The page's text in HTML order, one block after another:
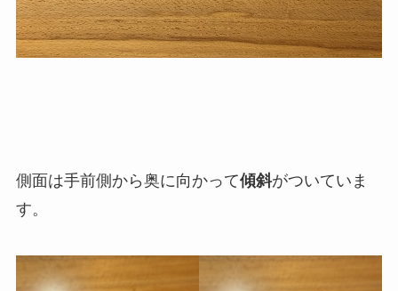
側面は手前側から奥に向かって傾斜がついていま
す。